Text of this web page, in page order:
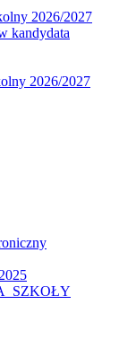
2026/2027
kandydata
2026/2027
SZKOŁY